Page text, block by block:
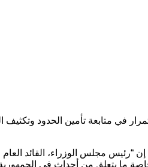
في متابعة تأمين الحدود
“رئيس مجلس الوزراء، القائد
يتعلق من أحداث في الجمهورية